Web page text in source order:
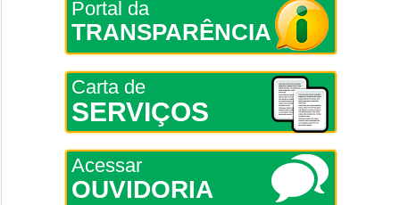
Portal da
TRANSPARÊNCIA
Carta de
SERVIÇOS
Acessar
OUVIDORIA